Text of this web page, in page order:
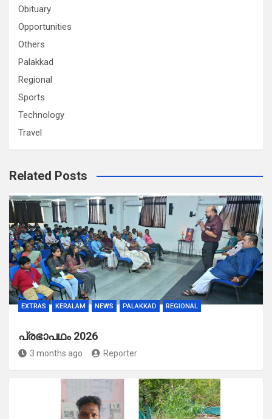
Obituary
Opportunities
Others
Palakkad
Regional
Sports
Technology
Travel
Related Posts
EXTRAS KERALAM NEWS PALAKKAD REGIONAL
പ്രഭാപഥം 2026
3 months ago Reporter